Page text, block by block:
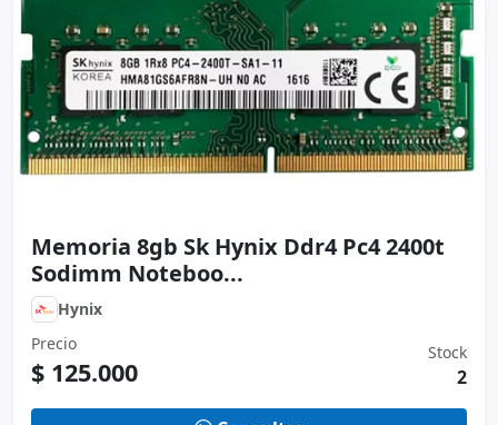
Memoria 8gb Sk Hynix Ddr4 Pc4 2400t
Sodimm Noteboo...
Hynix
Precio
Stock
Consultar
COMPARTIR